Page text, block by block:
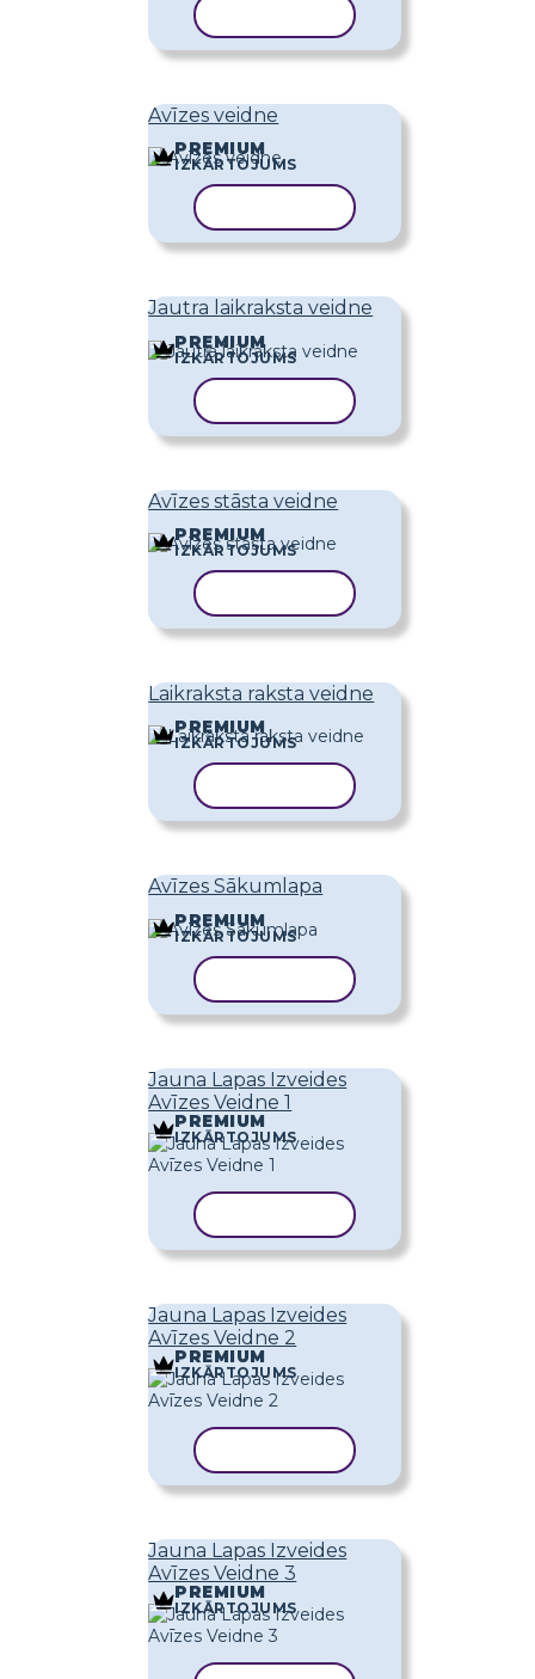
Avīzes veidne
PREMIUM
IZKĀRTOJUMS
Jautra laikraksta veidne
PREMIUM
IZKĀRTOJUMS
Avīzes stāsta veidne
PREMIUM
IZKĀRTOJUMS
Laikraksta raksta veidne
PREMIUM
IZKĀRTOJUMS
Avīzes Sākumlapa
PREMIUM
IZKĀRTOJUMS
Jauna Lapas Izveides
Avīzes Veidne 1
PREMIUM
IZKĀRTOJUMS
Jauna Lapas Izveides
Avīzes Veidne 2
PREMIUM
IZKĀRTOJUMS
Jauna Lapas Izveides
Avīzes Veidne 3
PREMIUM
IZKĀRTOJUMS